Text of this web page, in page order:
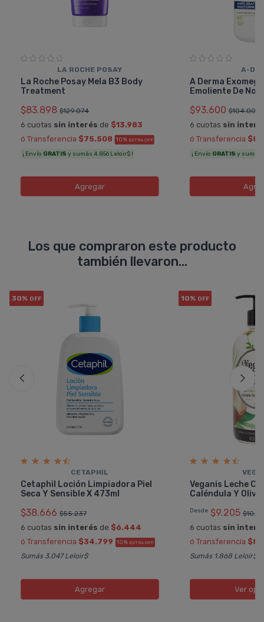
LA ROCHE POSAY
La Roche Posay Mela B3 Body
Treatment
$83.898 $129.074
6 cuotas sin interés de $13.983
ó Transferencia $75.508 10% EXTRA OFF
¡ Envío GRATIS y sumás 4.856 Leloir$ !
Agregar
A-
A Derma
Emoliente De
$93.600 $104.000
6 cuotas sin
ó Transferencia
¡ Envío GRATIS y sumás
Los que compraron este producto
también llevaron...
30% OFF
CETAPHIL
Cetaphil Loción Limpiadora Piel
Seca Y Sensible X 473ml
$38.666 $55.237
6 cuotas sin interés de $6.444
ó Transferencia $34.799 10% EXTRA OFF
Sumás 3.047 Leloir$
Agregar
10% OFF
Veganis Leche
Caléndula Y Oliva
Desde $9.205
6 cuotas sin
ó Transferencia
Sumás 1.868 Leloir$
Ver